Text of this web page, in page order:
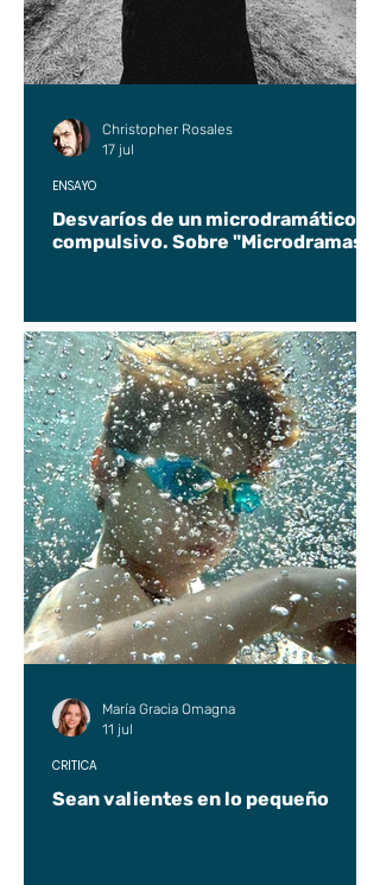
Desvaríos de un microdramático
compulsivo. Sobre "Microdramas".
ENSAYO
Christopher Rosales
17 jul
Sean valientes en lo pequeño
CRÍTICA
María Gracia Omagna
11 jul